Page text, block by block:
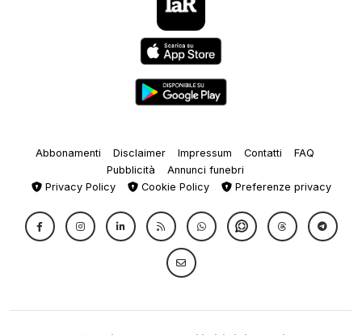
Abbonamenti Disclaimer Impressum Contatti
FAQ
Pubblicità
Annunci funebri
Privacy Policy
Cookie Policy Preferenze privacy